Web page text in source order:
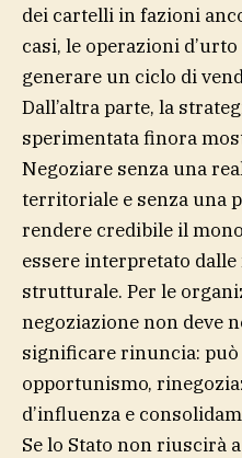
dei cartelli in fazioni
casi, le operazioni
generare un ciclo di
Dall’altra parte, la
sperimentata finora
Negoziare senza una
territoriale e senza una
rendere credibile il
essere interpretato dalle
strutturale. Per le
negoziazione non deve
significare rinuncia:
opportunismo,
d’influenza e
Se lo Stato non riuscirà